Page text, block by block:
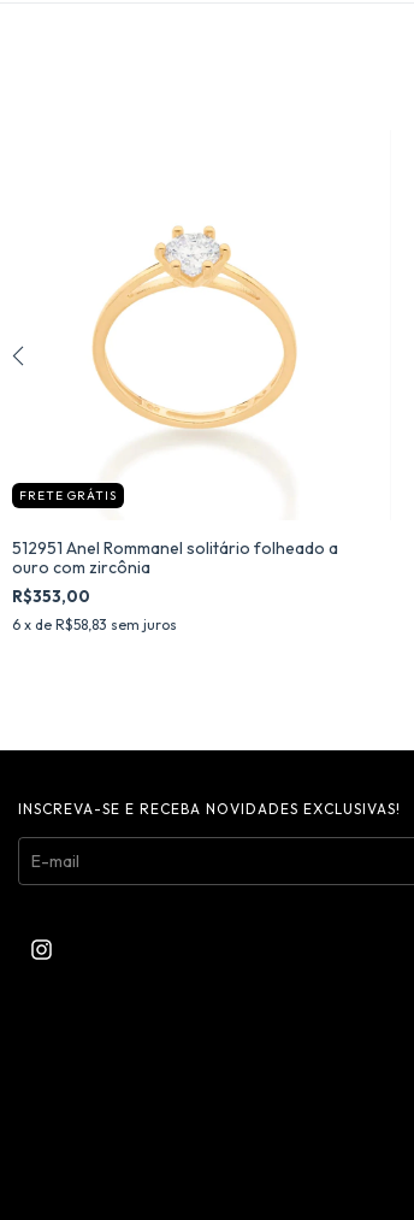
FRETE GRÁTIS
512951 Anel Rommanel solitário folheado a
ouro com zircônia
R$353,00
6 x de R$58,83 sem juros
INSCREVA-SE E RECEBA NOVIDADES EXCLUSIVAS!